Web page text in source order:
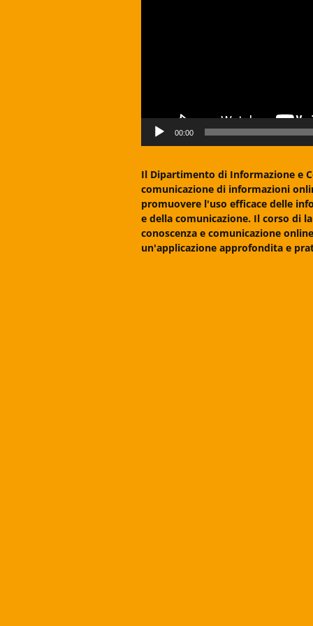
00:00
Il Dipartimento di Informazione e
comunicazione di informazioni
promuovere l'uso efficace delle
e della comunicazione. Il corso di
conoscenza e comunicazione
un'applicazione approfondita e